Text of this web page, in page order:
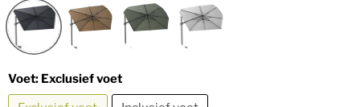
Voet: Exclusief voet